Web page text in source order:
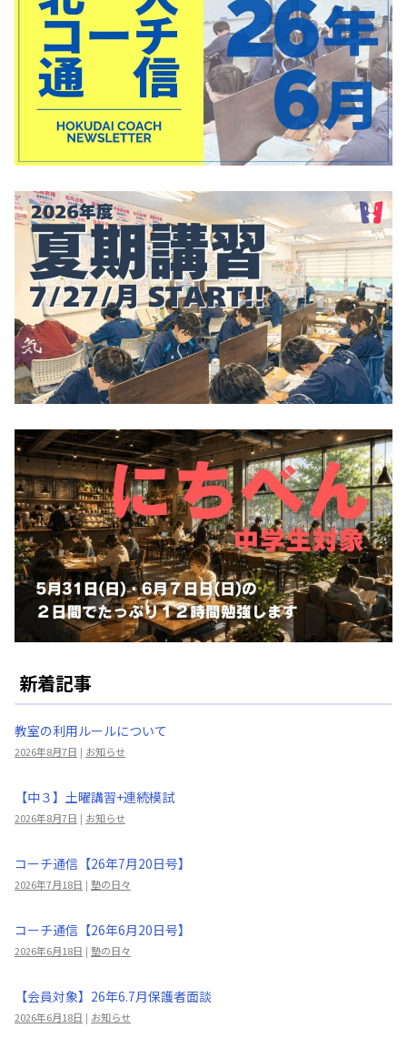
新着記事
教室の利用ルールについて
2026年8月7日 | お知らせ
【中３】土曜講習+連続模試
2026年8月7日 | お知らせ
コーチ通信【26年7月20日号】
2026年7月18日 | 塾の日々
コーチ通信【26年6月20日号】
2026年6月18日 | 塾の日々
【会員対象】26年6.7月保護者面談
2026年6月18日 | お知らせ